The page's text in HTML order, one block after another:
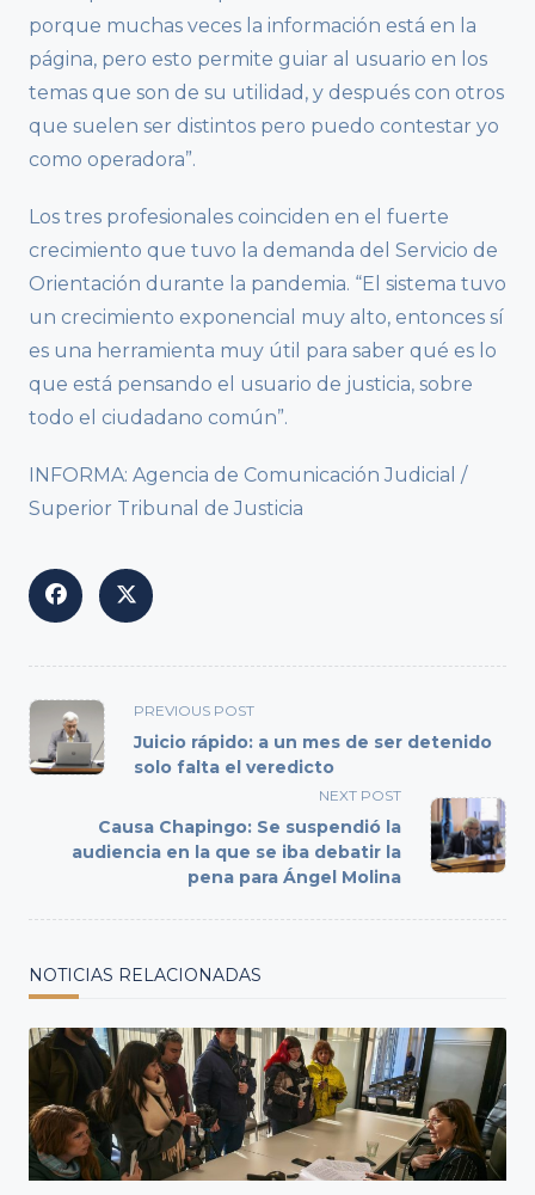
porque muchas veces la información está en la
página, pero esto permite guiar al usuario en los
temas que son de su utilidad, y después con otros
que suelen ser distintos pero puedo contestar yo
como operadora”.
Los tres profesionales coinciden en el fuerte
crecimiento que tuvo la demanda del Servicio de
Orientación durante la pandemia. “El sistema tuvo
un crecimiento exponencial muy alto, entonces sí
es una herramienta muy útil para saber qué es lo
que está pensando el usuario de justicia, sobre
todo el ciudadano común”.
INFORMA: Agencia de Comunicación Judicial /
Superior Tribunal de Justicia
<span
class="nav-
subtitle
text">Page</span>
PREVIOUS POST
Juicio rápido: a un mes de ser detenido
solo falta el veredicto
NEXT POST
Causa Chapingo: Se suspendió la
audiencia en la que se iba debatir la
pena para Ángel Molina
NOTICIAS RELACIONADAS